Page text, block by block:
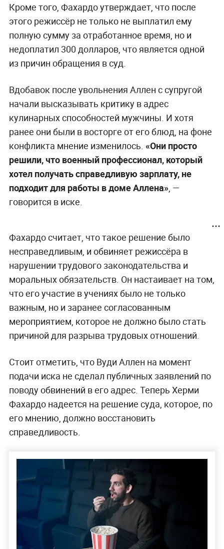
Кроме того, Фахардо утверждает, что после
этого режиссёр не только не выплатил ему
полную сумму за отработанное время, но и
недоплатил 300 долларов, что является одной
из причин обращения в суд.
Вдобавок после увольнения Аллен с супругой
начали высказывать критику в адрес
кулинарных способностей мужчины. И хотя
ранее они были в восторге от его блюд, на фоне
конфликта мнение изменилось. «Они просто
решили, что военный профессионал, который
хотел получать справедливую зарплату, не
подходит для работы в доме Аллена», —
говорится в иске.
Фахардо считает, что такое решение было
несправедливым, и обвиняет режиссёра в
нарушении трудового законодательства и
моральных обязательств. Он настаивает на том,
что его участие в учениях было не только
важным, но и заранее согласованным
мероприятием, которое не должно было стать
причиной для разрыва трудовых отношений.
Стоит отметить, что Вуди Аллен на момент
подачи иска не сделал публичных заявлений по
поводу обвинений в его адрес. Теперь Херми
Фахардо надеется на решение суда, которое, по
его мнению, должно восстановить
справедливость.